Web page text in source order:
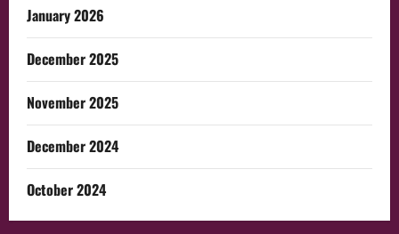
January 2026
December 2025
November 2025
December 2024
October 2024